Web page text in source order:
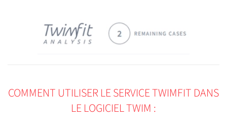
COMMENT UTILISER LE SERVICE TWIMFIT DANS
LE LOGICIEL TWIM :